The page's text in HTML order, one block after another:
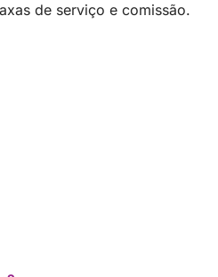
de serviço e comissão.